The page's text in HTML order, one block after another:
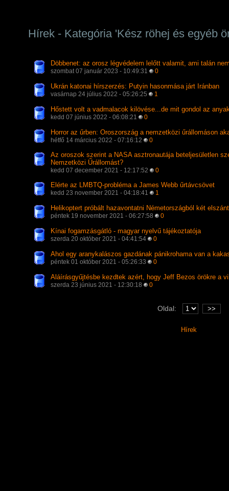
Hírek - Kategória 'Kész röhej és egyéb
Döbbenet: az orosz légvédelem lelőtt valamit, ami talán
szombat 07 január 2023 - 10:49:31 0
Ukrán katonai hírszerzés: Putyin hasonmása járt Iránban
vasárnap 24 július 2022 - 05:26:25 1
Hőstett volt a vadmalacok kilövése...de mit gondol az
kedd 07 június 2022 - 06:08:21 0
Horror az űrben: Oroszország a nemzetközi űrállomáson
hétfő 14 március 2022 - 07:16:12 0
Az oroszok szerint a NASA asztronautája beteljesületlen
Nemzetközi Űrállomást?
kedd 07 december 2021 - 12:17:52 0
Elérte az LMBTQ-probléma a James Webb űrtávcsövet
kedd 23 november 2021 - 04:18:41 1
Helikoptert próbált hazavontatni Németországból két
péntek 19 november 2021 - 06:27:58 0
Kínai fogamzásgátló - magyar nyelvű tájékoztatója
szerda 20 október 2021 - 04:41:54 0
Ahol egy aranykalászos gazdának pánikrohama van a
péntek 01 október 2021 - 05:26:33 0
Aláírásgyűjtésbe kezdtek azért, hogy Jeff Bezos örökre a
szerda 23 június 2021 - 12:30:18 0
Oldal: >>
Hírek